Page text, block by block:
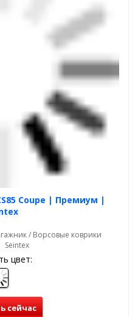
Coupe | Премиум |
/ Ворсовые коврики
Seintex
цвет:
сейчас